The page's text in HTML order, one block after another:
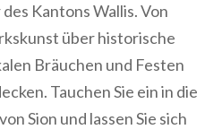
Kantons Wallis. Von
über historische
Bräuchen und Festen
Tauchen Sie ein in die
Sion und lassen Sie sich